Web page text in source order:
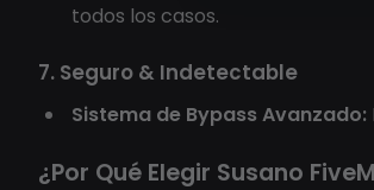
todos los casos.
7. Seguro & Indetectable
Sistema de Bypass Avanzado:
¿Por Qué Elegir Susano